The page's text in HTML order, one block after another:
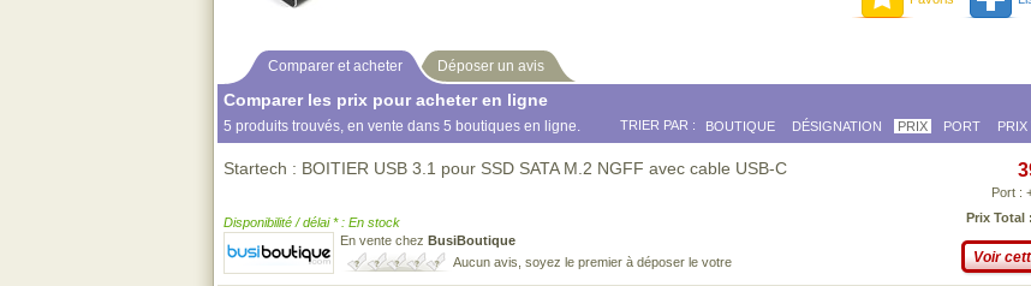
Comparer et acheter Déposer un avis
Comparer les prix pour acheter en ligne
5 produits trouvés, en vente dans 5 boutiques en ligne. TRIER PAR : BOUTIQUE DÉSIGNATION PRIX PORT PRIX
Startech : BOITIER USB 3.1 pour SSD SATA M.2 NGFF avec cable USB-C
Disponibilité / délai * : En stock
En vente chez BusiBoutique
Aucun avis, soyez le premier à déposer le votre
Port :
Prix Total
Voir